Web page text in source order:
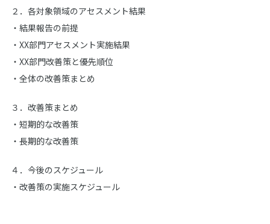
２．各対象領域のアセスメント結果
・結果報告の前提
・XX部門アセスメント実施結果
・XX部門改善策と優先順位
・全体の改善策まとめ
３．改善策まとめ
・短期的な改善策
・長期的な改善策
４．今後のスケジュール
・改善策の実施スケジュール